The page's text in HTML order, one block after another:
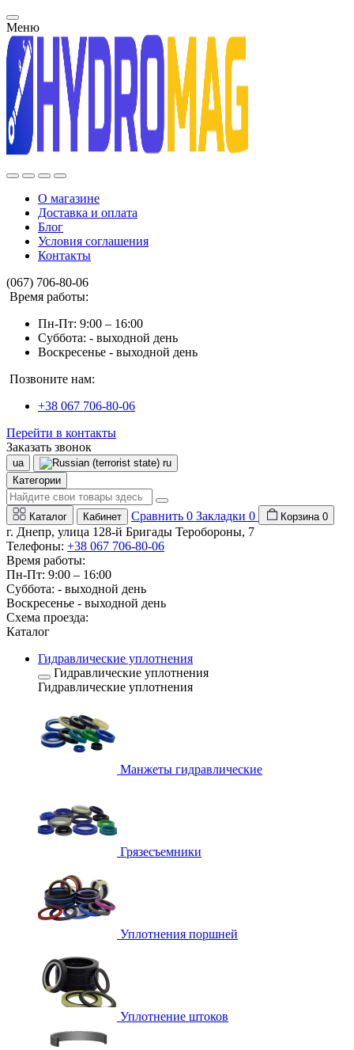
Меню
О магазине
Доставка и оплата
Блог
Условия соглашения
Контакты
(067) 706-80-06
Время работы:
Пн-Пт: 9:00 – 16:00
Суббота: - выходной день
Воскресенье - выходной день
Позвоните нам:
+38 067 706-80-06
Перейти в контакты
Заказать звонок
ua
ru
Категории
Каталог Кабинет Сравнить 0 Закладки 0 Корзина 0
г. Днепр, улица 128-й Бригады Теробороны, 7
Телефоны: +38 067 706-80-06
Время работы:
Пн-Пт: 9:00 – 16:00
Суббота: - выходной день
Воскресенье - выходной день
Схема проезда:
Каталог
Гидравлические уплотнения
Гидравлические уплотнения
Гидравлические уплотнения
Манжеты гидравлические
Грязесъемники
Уплотнения поршней
Уплотнение штоков